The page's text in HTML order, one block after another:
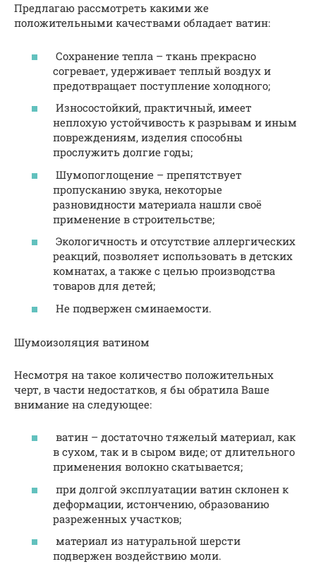
Предлагаю рассмотреть какими же
положительными качествами обладает ватин:
Сохранение тепла – ткань прекрасно
согревает, удерживает теплый воздух и
предотвращает поступление холодного;
Износостойкий, практичный, имеет
неплохую устойчивость к разрывам и иным
повреждениям, изделия способны
прослужить долгие годы;
Шумопоглощение – препятствует
пропусканию звука, некоторые
разновидности материала нашли своё
применение в строительстве;
Экологичность и отсутствие аллергических
реакций, позволяет использовать в детских
комнатах, а также с целью производства
товаров для детей;
Не подвержен сминаемости.
Шумоизоляция ватином
Несмотря на такое количество положительных
черт, в части недостатков, я бы обратила Ваше
внимание на следующее:
ватин – достаточно тяжелый материал, как
в сухом, так и в сыром виде; от длительного
применения волокно скатывается;
при долгой эксплуатации ватин склонен к
деформации, истончению, образованию
разреженных участков;
материал из натуральной шерсти
подвержен воздействию моли.